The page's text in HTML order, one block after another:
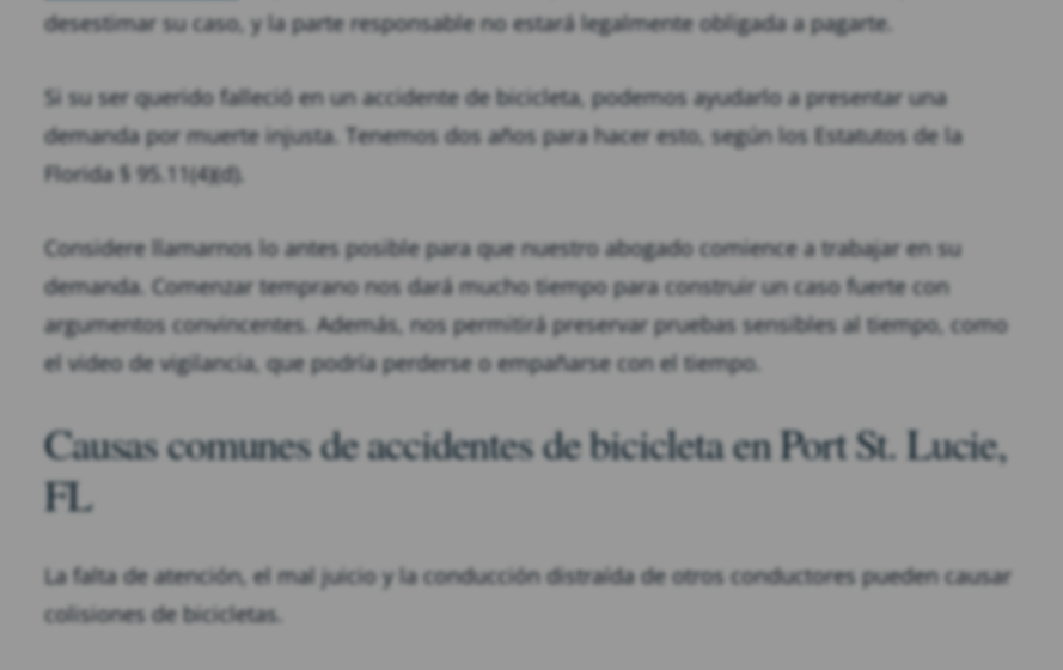
desestimar su caso, y la parte responsable no estará legalmente obligada a pagarte.
Si su ser querido falleció en un accidente de bicicleta, podemos ayudarlo a presentar una
demanda por muerte injusta. Tenemos dos años para hacer esto, según los Estatutos de la
Florida § 95.11(4)(d).
Considere llamarnos lo antes posible para que nuestro abogado comience a trabajar en su
demanda. Comenzar temprano nos dará mucho tiempo para construir un caso fuerte con
argumentos convincentes. Además, nos permitirá preservar pruebas sensibles al tiempo, como
el video de vigilancia, que podría perderse o empañarse con el tiempo.
Causas comunes de accidentes de bicicleta en Port St. Lucie,
FL
La falta de atención, el mal juicio y la conducción distraída de otros conductores pueden causar
colisiones de bicicletas.